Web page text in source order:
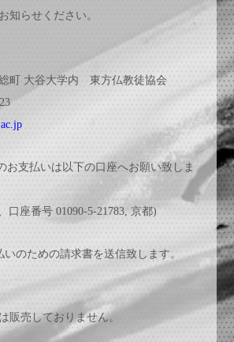
知らせください。
町 大谷大学内 東方仏教徒協会
お支払いは以下の口座へお願い致しま
口座番号 01090-5-21783, 京都)
いのための請求書を送信致します。
販売しておりません。